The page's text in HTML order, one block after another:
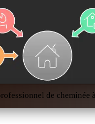
de cheminée